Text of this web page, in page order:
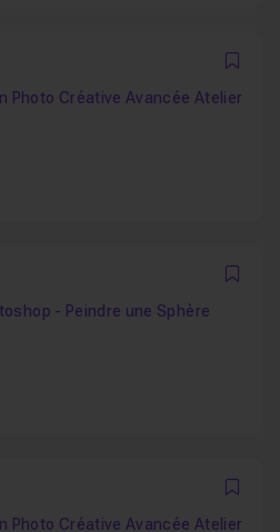
Photo Créative Avancée Atelier
- Peindre une Sphère
Photo Créative Avancée Atelier